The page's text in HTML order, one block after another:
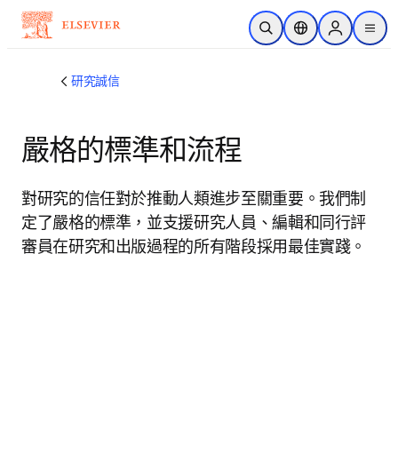
跳到主要內容
公開搜尋位置選擇器Sign in to
menu
研究誠信
嚴格的標準和流程
對研究的信任對於推動人類進步至關重要。我們制
定了嚴格的標準，並支援研究人員、編輯和同行評
審員在研究和出版過程的所有階段採用最佳實踐。